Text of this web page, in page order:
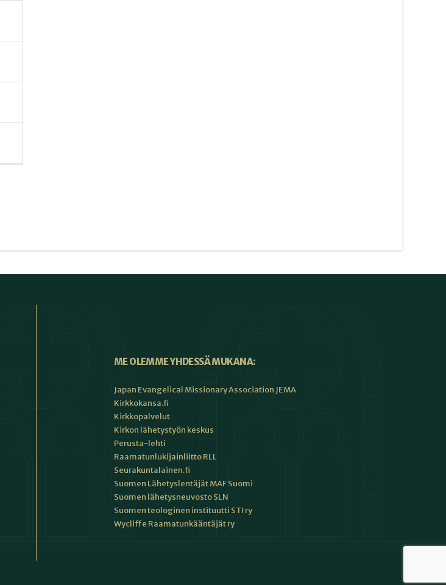
ME OLEMME YHDESSÄ MUKANA:
Japan Evangelical Missionary Association JEMA
Kirkkokansa.fi
Kirkkopalvelut
Kirkon lähetystyön keskus
Perusta-lehti
Raamatunlukijainliitto RLL
Seurakuntalainen.fi
Suomen Lähetyslentäjät MAF Suomi
Suomen lähetysneuvosto SLN
Suomen teologinen instituutti STI ry
Wycliffe Raamatunkääntäjät ry